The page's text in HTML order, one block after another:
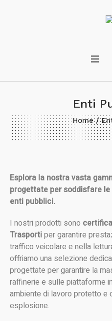
Enti
Home/
Esplora la nostra vasta
progettate per soddisfare
enti pubblici.
I nostri prodotti sono
Trasportiper garantire
traffico veicolare e nella
offriamo una selezione
progettate per garantire la
raffinerie e sulle piattaforme
ambiente di lavoro protetto e
esplosione.